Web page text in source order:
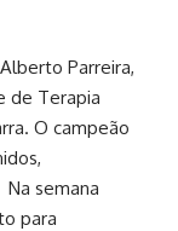
Parreira,
de Terapia
O campeão
semana
para